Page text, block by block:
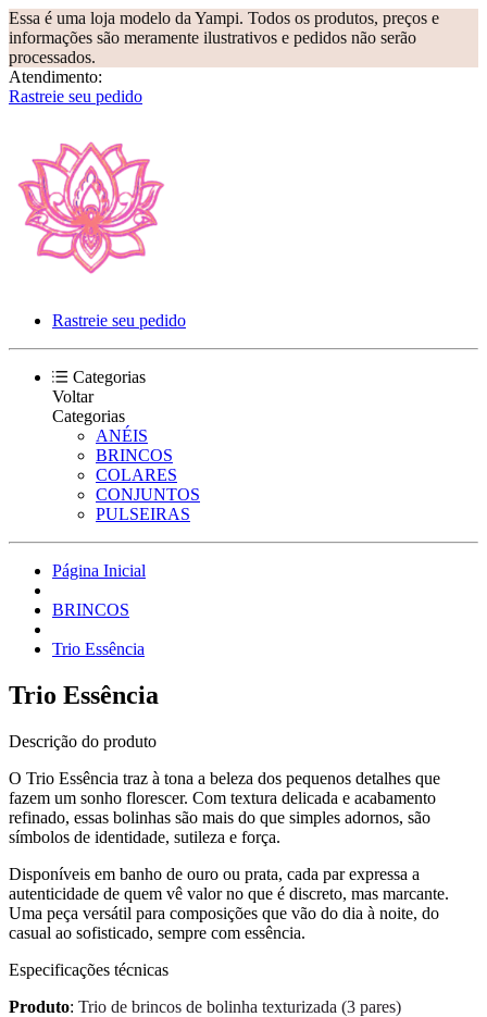
Essa é uma loja modelo da Yampi. Todos os produtos, preços e
informações são meramente ilustrativos e pedidos não serão
processados.
Atendimento:
Rastreie seu pedido
Rastreie seu pedido
Categorias
Voltar
Categorias
ANÉIS
BRINCOS
COLARES
CONJUNTOS
PULSEIRAS
Página Inicial
BRINCOS
Trio Essência
Trio Essência
Descrição do produto
O Trio Essência traz à tona a beleza dos pequenos detalhes que
fazem um sonho florescer. Com textura delicada e acabamento
refinado, essas bolinhas são mais do que simples adornos, são
símbolos de identidade, sutileza e força.
Disponíveis em banho de ouro ou prata, cada par expressa a
autenticidade de quem vê valor no que é discreto, mas marcante.
Uma peça versátil para composições que vão do dia à noite, do
casual ao sofisticado, sempre com essência.
Especificações técnicas
Produto: Trio de brincos de bolinha texturizada (3 pares)